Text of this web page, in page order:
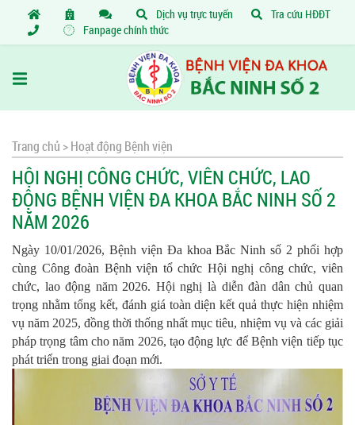
Dịch vụ trực tuyến
Tra cứu HĐĐT
Fanpage chính thức
Trang chủ >Hoạt động Bệnh viện
HỘI NGHỊ CÔNG CHỨC, VIÊN CHỨC, LAO
ĐỘNG BỆNH VIỆN ĐA KHOA BẮC NINH SỐ 2
NĂM 2026
Ngày 10/01/2026, Bệnh viện Đa khoa Bắc Ninh số 2 phối hợp
cùng Công đoàn Bệnh viện tổ chức Hội nghị công chức, viên
chức, lao động năm 2026. Hội nghị là diễn đàn dân chủ quan
trọng nhằm tổng kết, đánh giá toàn diện kết quả thực hiện nhiệm
vụ năm 2025, đồng thời thống nhất mục tiêu, nhiệm vụ và các giải
pháp trọng tâm cho năm 2026, tạo động lực để Bệnh viện tiếp tục
phát triển trong giai đoạn mới.